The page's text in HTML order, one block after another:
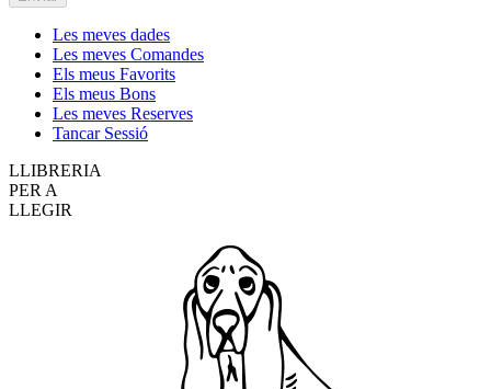
Les meves dades
Les meves Comandes
Els meus Favorits
Els meus Bons
Les meves Reserves
Tancar Sessió
LLIBRERIA
PER A
LLEGIR